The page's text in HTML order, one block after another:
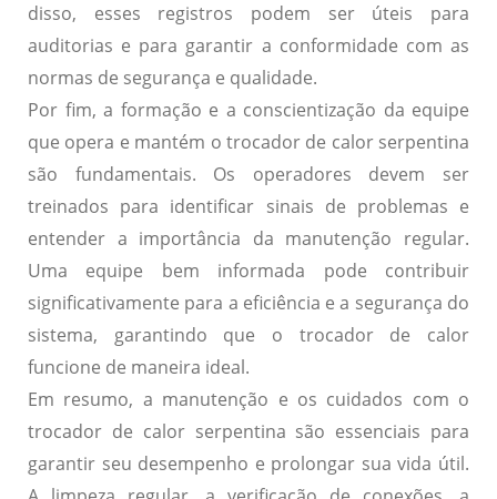
disso, esses registros podem ser úteis para
auditorias e para garantir a conformidade com as
normas de segurança e qualidade.
Por fim, a formação e a conscientização da equipe
que opera e mantém o trocador de calor serpentina
são fundamentais. Os operadores devem ser
treinados para identificar sinais de problemas e
entender a importância da manutenção regular.
Uma equipe bem informada pode contribuir
significativamente para a eficiência e a segurança do
sistema, garantindo que o trocador de calor
funcione de maneira ideal.
Em resumo, a manutenção e os cuidados com o
trocador de calor serpentina são essenciais para
garantir seu desempenho e prolongar sua vida útil.